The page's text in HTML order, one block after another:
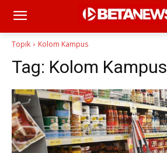
Topik Kolom Kampus
Tag: Kolom Kampus